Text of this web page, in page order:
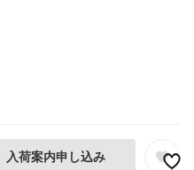
入荷案内申し込み